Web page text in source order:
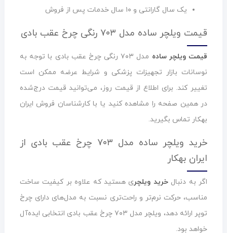
یک سال گارانتی و ۱۰ سال خدمات پس از فروش
قیمت ویلچر ساده مدل ۷۰۳ رنگی چرخ عقب بادی
قیمت ویلچر ساده
مدل ۷۰۳ رنگی چرخ عقب بادی با توجه به
نوسانات بازار تجهیزات پزشکی و شرایط عرضه ممکن است
تغییر کند. برای اطلاع از قیمت روز، می‌توانید قیمت درج‌شده
در همین صفحه را مشاهده کنید یا با کارشناسان فروش ایران
بهکار تماس بگیرید.
خرید ویلچر ساده مدل ۷۰۳ چرخ عقب بادی از
ایران بهکار
اگر به دنبالخرید ویلچری هستید که علاوه بر کیفیت ساخت
مناسب، حرکت نرم‌تر و راحت‌تری نسبت به مدل‌های دارای چرخ
توپر ارائه دهد، ویلچر مدل ۷۰۳ چرخ عقب بادی انتخابی ایده‌آل
خواهد بود.